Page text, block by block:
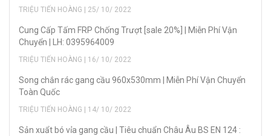
TRIỆU TIẾN HOÀNG | 25/ 10/ 2022
Cung Cấp Tấm FRP Chống Trượt [sale 20%] | Miễn Phí Vận
Chuyển | LH: 0395964009
TRIỆU TIẾN HOÀNG | 16/ 10/ 2022
Song chắn rác gang cầu 960x530mm | Miễn Phí Vận Chuyển
Toàn Quốc
TRIỆU TIẾN HOÀNG | 14/ 10/ 2022
Sản xuẩt bó vỉa gang cầu | Tiêu chuẩn Châu Âu BS EN 124 :